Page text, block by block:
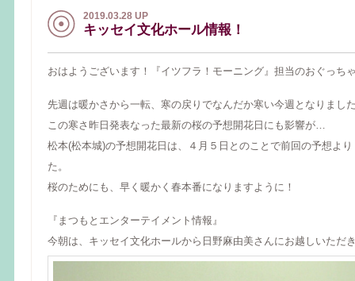
2019.03.28 UP
キッセイ文化ホール情報！
おはようございます！『イツフラ！モーニング』担当のおぐっち
先週は暖かさから一転、寒の戻りでなんだか寒い今週となりまし
この寒さ昨日発表なった最新の桜の予想開花日にも影響が…
松本(松本城)の予想開花日は、４月５日とのことで前回の予想よ
た。
桜のためにも、早く暖かく春本番になりますように！
『まつもとエンターテイメント情報』
今朝は、キッセイ文化ホールから日野麻由美さんにお越しいただ